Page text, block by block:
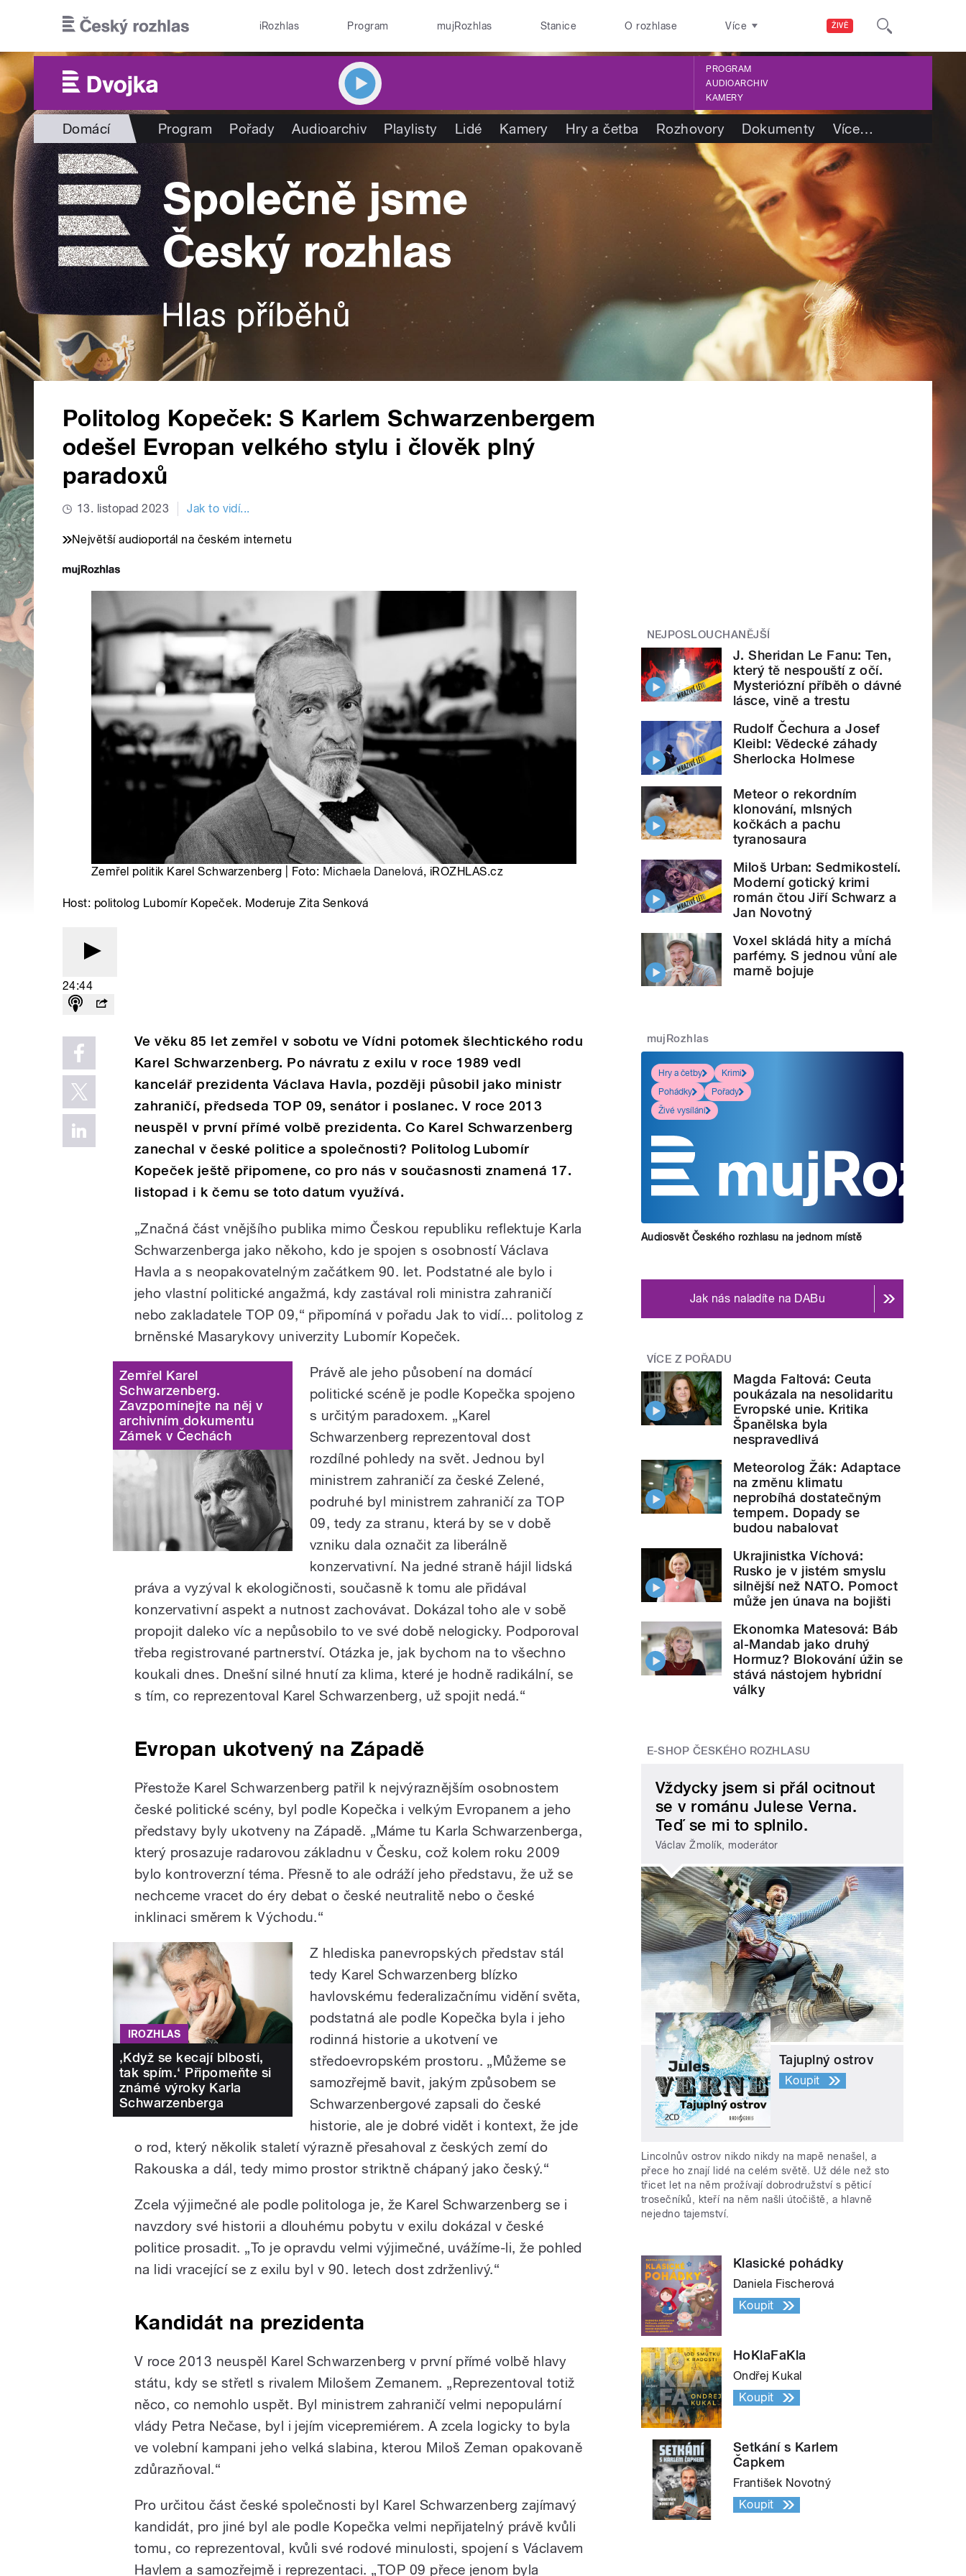
ŽIVĚ
iRozhlas Program mujRozhlas Stanice O rozhlase Více
PROGRAM
AUDIOARCHIV
KAMERY
Domácí Program Pořady Audioarchiv Playlisty Lidé Kamery Hry a četba Rozhovory Dokumenty Více…
Politolog Kopeček: S Karlem Schwarzenbergem
odešel Evropan velkého stylu i člověk plný
paradoxů
13. listopad 2023 Jak to vidí...
Největší audioportál na českém internetu
Zemřel politik Karel Schwarzenberg | Foto: Michaela Danelová, iROZHLAS.cz
Host: politolog Lubomír Kopeček. Moderuje Zita Senková
24:44
Ve věku 85 let zemřel v sobotu ve Vídni potomek šlechtického rodu
Karel Schwarzenberg. Po návratu z exilu v roce 1989 vedl
kancelář prezidenta Václava Havla, později působil jako ministr
zahraničí, předseda TOP 09, senátor i poslanec. V roce 2013
neuspěl v první přímé volbě prezidenta. Co Karel Schwarzenberg
zanechal v české politice a společnosti? Politolog Lubomír
Kopeček ještě připomene, co pro nás v současnosti znamená 17.
listopad i k čemu se toto datum využívá.
„Značná část vnějšího publika mimo Českou republiku reflektuje Karla
Schwarzenberga jako někoho, kdo je spojen s osobností Václava
Havla a s neopakovatelným začátkem 90. let. Podstatné ale bylo i
jeho vlastní politické angažmá, kdy zastával roli ministra zahraničí
nebo zakladatele TOP 09,“ připomíná v pořadu Jak to vidí... politolog z
brněnské Masarykovy univerzity Lubomír Kopeček.
Zemřel Karel
Schwarzenberg.
Zavzpomínejte na něj v
archivním dokumentu
Zámek v Čechách
Právě ale jeho působení na domácí
politické scéně je podle Kopečka spojeno
s určitým paradoxem. „Karel
Schwarzenberg reprezentoval dost
rozdílné pohledy na svět. Jednou byl
ministrem zahraničí za české Zelené,
podruhé byl ministrem zahraničí za TOP
09, tedy za stranu, která by se v době
vzniku dala označit za liberálně
konzervativní. Na jedné straně hájil lidská
práva a vyzýval k ekologičnosti, současně k tomu ale přidával
konzervativní aspekt a nutnost zachovávat. Dokázal toho ale v sobě
propojit daleko víc a nepůsobilo to ve své době nelogicky. Podporoval
třeba registrované partnerství. Otázka je, jak bychom na to všechno
koukali dnes. Dnešní silné hnutí za klima, které je hodně radikální, se
s tím, co reprezentoval Karel Schwarzenberg, už spojit nedá.“
Evropan ukotvený na Západě
Přestože Karel Schwarzenberg patřil k nejvýraznějším osobnostem
české politické scény, byl podle Kopečka i velkým Evropanem a jeho
představy byly ukotveny na Západě. „Máme tu Karla Schwarzenberga,
který prosazuje radarovou základnu v Česku, což kolem roku 2009
bylo kontroverzní téma. Přesně to ale odráží jeho představu, že už se
nechceme vracet do éry debat o české neutralitě nebo o české
inklinaci směrem k Východu.“
IROZHLAS
‚Když se kecají blbosti,
tak spím.‘ Připomeňte si
známé výroky Karla
Schwarzenberga
Z hlediska panevropských představ stál
tedy Karel Schwarzenberg blízko
havlovskému federalizačnímu vidění světa,
podstatná ale podle Kopečka byla i jeho
rodinná historie a ukotvení ve
středoevropském prostoru. „Můžeme se
samozřejmě bavit, jakým způsobem se
Schwarzenbergové zapsali do české
historie, ale je dobré vidět i kontext, že jde
o rod, který několik staletí výrazně přesahoval z českých zemí do
Rakouska a dál, tedy mimo prostor striktně chápaný jako český.“
Zcela výjimečné ale podle politologa je, že Karel Schwarzenberg se i
navzdory své historii a dlouhému pobytu v exilu dokázal v české
politice prosadit. „To je opravdu velmi výjimečné, uvážíme-li, že pohled
na lidi vracející se z exilu byl v 90. letech dost zdrženlivý.“
Kandidát na prezidenta
V roce 2013 neuspěl Karel Schwarzenberg v první přímé volbě hlavy
státu, kdy se střetl s rivalem Milošem Zemanem. „Reprezentoval totiž
něco, co nemohlo uspět. Byl ministrem zahraničí velmi nepopulární
vlády Petra Nečase, byl i jejím vicepremiérem. A zcela logicky to byla
ve volební kampani jeho velká slabina, kterou Miloš Zeman opakovaně
zdůrazňoval.“
Pro určitou část české společnosti byl Karel Schwarzenberg zajímavý
kandidát, pro jiné byl ale podle Kopečka velmi nepřijatelný právě kvůli
tomu, co reprezentoval, kvůli své rodové minulosti, spojení s Václavem
Havlem a samozřejmě i reprezentaci. „TOP 09 přece jenom byla
NEJPOSLOUCHANĚJŠÍ
J. Sheridan Le Fanu: Ten,
který tě nespouští z očí.
Mysteriózní příběh o dávné
lásce, vině a trestu
Rudolf Čechura a Josef
Kleibl: Vědecké záhady
Sherlocka Holmese
Meteor o rekordním
klonování, mlsných
kočkách a pachu
tyranosaura
Miloš Urban: Sedmikostelí.
Moderní gotický krimi
román čtou Jiří Schwarz a
Jan Novotný
Voxel skládá hity a míchá
parfémy. S jednou vůní ale
marně bojuje
mujRozhlas
Hry a četby
Krimi
Pohádky
Pořady
Živé vysílání
Audiosvět Českého rozhlasu na jednom místě
Jak nás naladíte na DABu
VÍCE Z POŘADU
Magda Faltová: Ceuta
poukázala na nesolidaritu
Evropské unie. Kritika
Španělska byla
nespravedlivá
Meteorolog Žák: Adaptace
na změnu klimatu
neprobíhá dostatečným
tempem. Dopady se
budou nabalovat
Ukrajinistka Víchová:
Rusko je v jistém smyslu
silnější než NATO. Pomoct
může jen únava na bojišti
Ekonomka Matesová: Báb
al-Mandab jako druhý
Hormuz? Blokování úžin se
stává nástojem hybridní
války
E-SHOP ČESKÉHO ROZHLASU
Vždycky jsem si přál ocitnout
se v románu Julese Verna.
Teď se mi to splnilo.
Václav Žmolík, moderátor
Tajuplný ostrov
Koupit
Lincolnův ostrov nikdo nikdy na mapě nenašel, a
přece ho znají lidé na celém světě. Už déle než sto
třicet let na něm prožívají dobrodružství s pěticí
trosečníků, kteří na něm našli útočiště, a hlavně
nejedno tajemství.
Klasické pohádky
Daniela Fischerová
Koupit
HoKlaFaKla
Ondřej Kukal
Koupit
Setkání s Karlem
Čapkem
František Novotný
Koupit